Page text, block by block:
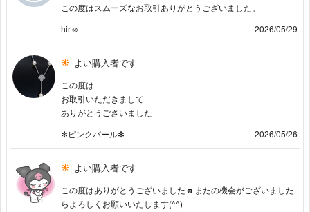
この度はスムーズなお取引ありがとうございました。
hir☺︎
2026/05/29
よい購入者です
この度は
お取引いただきまして
ありがとうございました
✻ピンクパール✻
2026/05/26
よい購入者です
この度はありがとうございました☻またの機会がございました
らよろしくお願いいたします(^^)